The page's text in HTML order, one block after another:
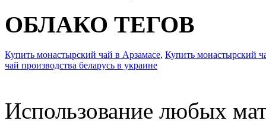
ОБЛАКО ТЕГОВ
Купить монастырский чай в Арзамасе, Купить монастырский
чай производства беларусь в украине
Использование любых